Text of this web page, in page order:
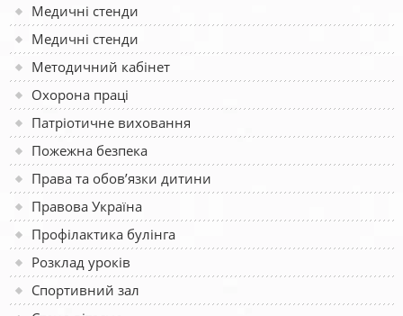
Медичні стенди
Медичні стенди
Методичний кабінет
Охорона праці
Патріотичне виховання
Пожежна безпека
Права та обов’язки дитини
Правова Україна
Профілактика булінга
Розклад уроків
Спортивний зал